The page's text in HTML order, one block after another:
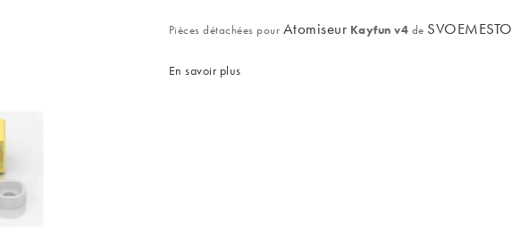
Pièces détachées pour Atomiseur Kayfun v4 de SVOEMESTO
En savoir plus